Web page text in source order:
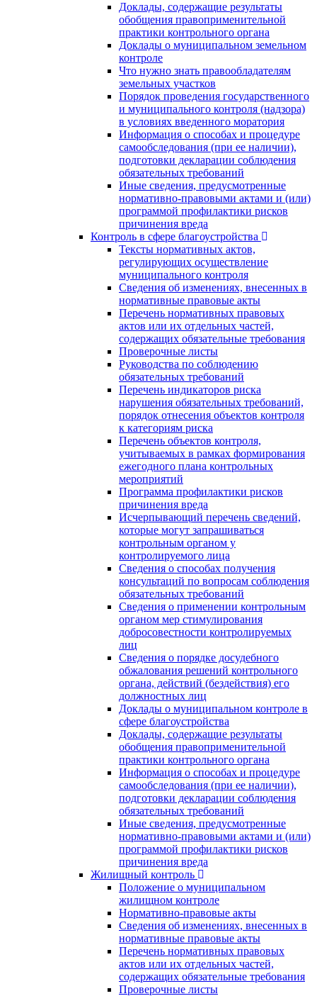
Доклады, содержащие результаты
обобщения правоприменительной
практики контрольного органа
Доклады о муниципальном земельном
контроле
Что нужно знать правообладателям
земельных участков
Порядок проведения государственного
и муниципального контроля (надзора)
в условиях введенного моратория
Информация о способах и процедуре
самообследования (при ее наличии),
подготовки декларации соблюдения
обязательных требований
Иные сведения, предусмотренные
нормативно-правовыми актами и (или)
программой профилактики рисков
причинения вреда
Контроль в сфере благоустройства
Тексты нормативных актов,
регулирующих осуществление
муниципального контроля
Сведения об изменениях, внесенных в
нормативные правовые акты
Перечень нормативных правовых
актов или их отдельных частей,
содержащих обязательные требования
Проверочные листы
Руководства по соблюдению
обязательных требований
Перечень индикаторов риска
нарушения обязательных требований,
порядок отнесения объектов контроля
к категориям риска
Перечень объектов контроля,
учитываемых в рамках формирования
ежегодного плана контрольных
мероприятий
Программа профилактики рисков
причинения вреда
Исчерпывающий перечень сведений,
которые могут запрашиваться
контрольным органом у
контролируемого лица
Сведения о способах получения
консультаций по вопросам соблюдения
обязательных требований
Сведения о применении контрольным
органом мер стимулирования
добросовестности контролируемых
лиц
Сведения о порядке досудебного
обжалования решений контрольного
органа, действий (бездействия) его
должностных лиц
Доклады о муниципальном контроле в
сфере благоустройства
Доклады, содержащие результаты
обобщения правоприменительной
практики контрольного органа
Информация о способах и процедуре
самообследования (при ее наличии),
подготовки декларации соблюдения
обязательных требований
Иные сведения, предусмотренные
нормативно-правовыми актами и (или)
программой профилактики рисков
причинения вреда
Жилищный контроль
Положение о муниципальном
жилищном контроле
Нормативно-правовые акты
Сведения об изменениях, внесенных в
нормативные правовые акты
Перечень нормативных правовых
актов или их отдельных частей,
содержащих обязательные требования
Проверочные листы